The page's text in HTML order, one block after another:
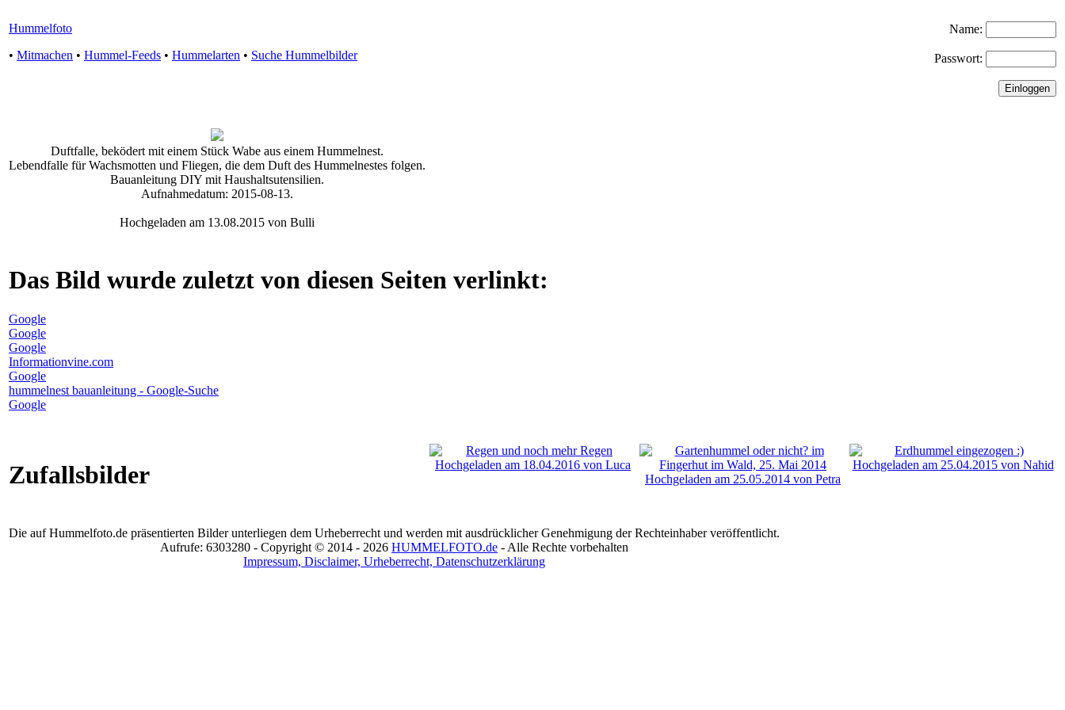
Hummelfoto
• Mitmachen • Hummel-Feeds • Hummelarten • Suche Hummelbilder
Name:
Passwort:
Duftfalle, beködert mit einem Stück Wabe aus einem Hummelnest.
Lebendfalle für Wachsmotten und Fliegen, die dem Duft des Hummelnestes folgen.
Bauanleitung DIY mit Haushaltsutensilien.
Aufnahmedatum: 2015-08-13.
Hochgeladen am 13.08.2015 von Bulli
Das Bild wurde zuletzt von diesen Seiten verlinkt:
Google
Google
Google
Informationvine.com
Google
hummelnest bauanleitung - Google-Suche
Google
Zufallsbilder
Die auf Hummelfoto.de präsentierten Bilder unterliegen dem Urheberrecht und werden mit ausdrücklicher Genehmigung der Rechteinhaber veröffentlicht.
Aufrufe: 6303280 - Copyright © 2014 - 2026 HUMMELFOTO.de - Alle Rechte vorbehalten
Impressum, Disclaimer, Urheberrecht, Datenschutzerklärung